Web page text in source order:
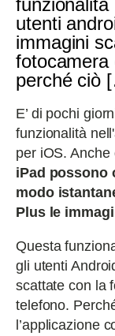
utenti
immagini
fotocamera
perché ciò
E’ di pochi
funzionalità
per iOS. Anche
iPad possono
modo
Plus le
Questa
gli utenti
scattate con la
telefono.
l’applicazione